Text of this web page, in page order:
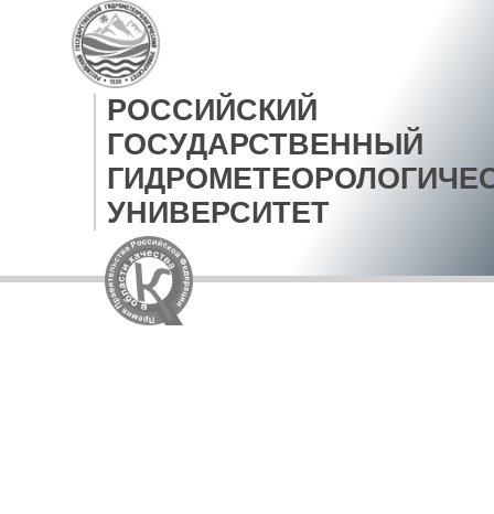
РОССИЙСКИЙ
ГОСУДАРСТВЕННЫЙ
УНИВЕРСИТЕТ